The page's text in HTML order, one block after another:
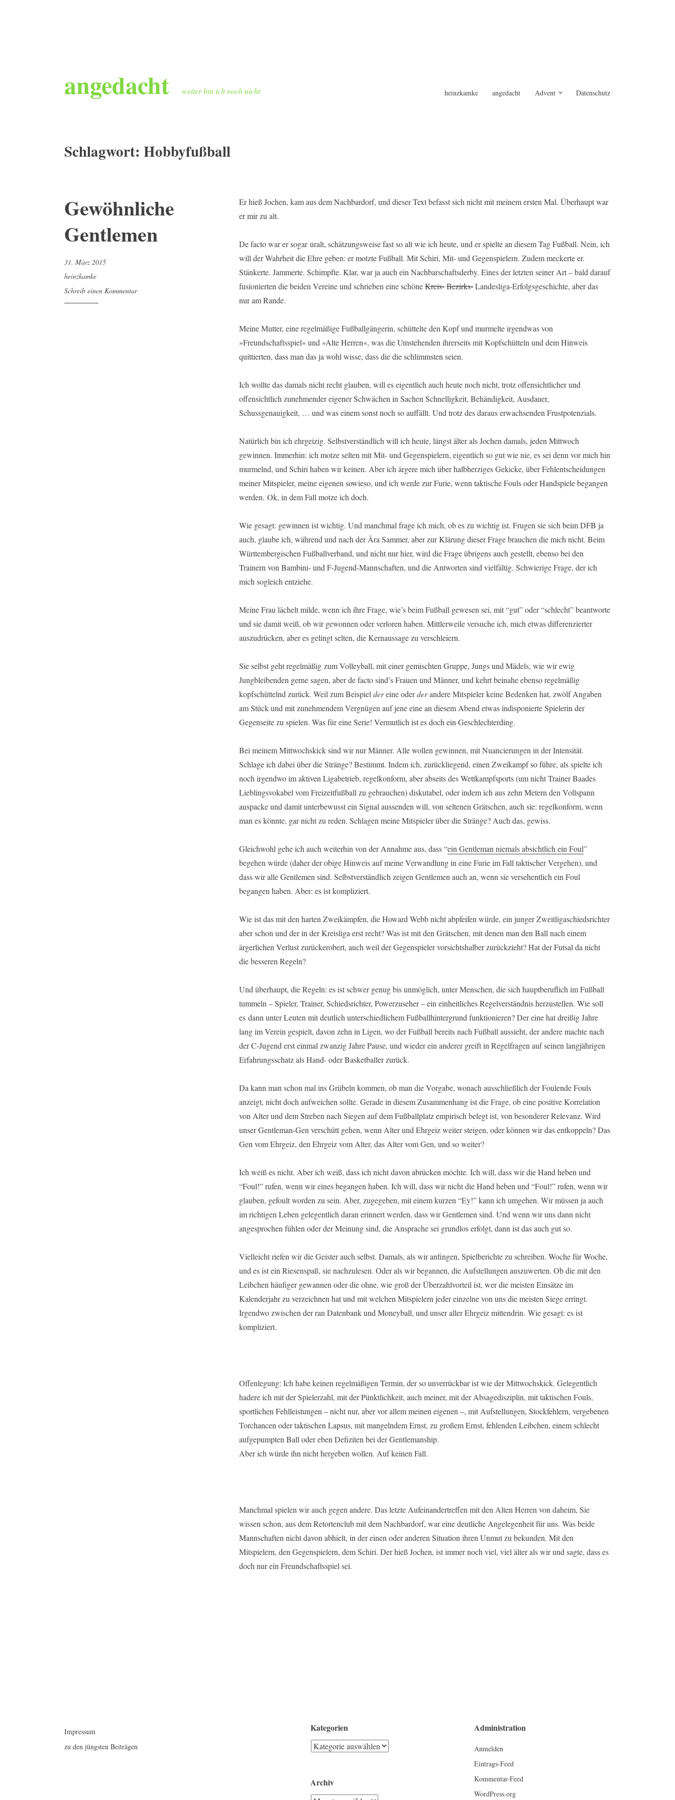
springen
angedacht weiter bin ich noch nicht heinzkamke angedacht Advent Datenschutz
Schlagwort: Hobbyfußball
Gewöhnliche
Gentlemen
31. März 2015
heinzkamke
Schreib einen Kommentar
Er hieß Jochen, kam aus dem Nachbardorf, und dieser Text befasst sich nicht mit meinem ersten Mal. Überhaupt war
er mir zu alt.
De facto war er sogar uralt, schätzungsweise fast so alt wie ich heute, und er spielte an diesem Tag Fußball. Nein, ich
will der Wahrheit die Ehre geben: er motzte Fußball. Mit Schiri, Mit- und Gegenspielern. Zudem meckerte er.
Stänkerte. Jammerte. Schimpfte. Klar, war ja auch ein Nachbarschaftsderby. Eines der letzten seiner Art – bald darauf
fusionierten die beiden Vereine und schrieben eine schöneKreis-Bezirks-Landesliga-Erfolgsgeschichte, aber das
nur am Rande.
Meine Mutter, eine regelmäßige Fußballgängerin, schüttelte den Kopf und murmelte irgendwas von
»Freundschaftsspiel« und »Alte Herren«, was die Umstehenden ihrerseits mit Kopfschütteln und dem Hinweis
quittierten, dass man das ja wohl wisse, dass die die schlimmsten seien.
Ich wollte das damals nicht recht glauben, will es eigentlich auch heute noch nicht, trotz offensichtlicher und
offensichtlich zunehmender eigener Schwächen in Sachen Schnelligkeit, Behändigkeit, Ausdauer,
Schussgenauigkeit, … und was einem sonst noch so auffällt. Und trotz des daraus erwachsenden Frustpotenzials.
Natürlich bin ich ehrgeizig. Selbstverständlich will ich heute, längst älter als Jochen damals, jeden Mittwoch
gewinnen. Immerhin: ich motze selten mit Mit- und Gegenspielern, eigentlich so gut wie nie, es sei denn vor mich hin
murmelnd, und Schiri haben wir keinen. Aber ich ärgere mich über halbherziges Gekicke, über Fehlentscheidungen
meiner Mitspieler, meine eigenen sowieso, und ich werde zur Furie, wenn taktische Fouls oder Handspiele begangen
werden. Ok, in dem Fall motze ich doch.
Wie gesagt: gewinnen ist wichtig. Und manchmal frage ich mich, ob es zu wichtig ist. Frugen sie sich beim DFB ja
auch, glaube ich, während und nach der Ära Sammer, aber zur Klärung dieser Frage brauchen die mich nicht. Beim
Württembergischen Fußballverband, und nicht nur hier, wird die Frage übrigens auch gestellt, ebenso bei den
Trainern von Bambini- und F-Jugend-Mannschaften, und die Antworten sind vielfältig. Schwierige Frage, der ich
mich sogleich entziehe.
Meine Frau lächelt milde, wenn ich ihre Frage, wie’s beim Fußball gewesen sei, mit “gut” oder “schlecht” beantworte
und sie damit weiß, ob wir gewonnen oder verloren haben. Mittlerweile versuche ich, mich etwas differenzierter
auszudrücken, aber es gelingt selten, die Kernaussage zu verschleiern.
Sie selbst geht regelmäßig zum Volleyball, mit einer gemischten Gruppe, Jungs und Mädels, wie wir ewig
Jungbleibenden gerne sagen, aber de facto sind’s Frauen und Männer, und kehrt beinahe ebenso regelmäßig
kopfschüttelnd zurück. Weil zum Beispieldereine oderderandere Mitspieler keine Bedenken hat, zwölf Angaben
am Stück und mit zunehmendem Vergnügen auf jene eine an diesem Abend etwas indisponierte Spielerin der
Gegenseite zu spielen. Was für eine Serie! Vermutlich ist es doch ein Geschlechterding.
Bei meinem Mittwochskick sind wir nur Männer. Alle wollen gewinnen, mit Nuancierungen in der Intensität.
Schlage ich dabei über die Stränge? Bestimmt. Indem ich, zurückliegend, einen Zweikampf so führe, als spielte ich
noch irgendwo im aktiven Ligabetrieb, regelkonform, aber abseits des Wettkampfsports (um nicht Trainer Baades
Lieblingsvokabel vom Freizeitfußball zu gebrauchen) diskutabel, oder indem ich aus zehn Metern den Vollspann
auspacke und damit unterbewusst ein Signal aussenden will, von seltenen Grätschen, auch sie: regelkonform, wenn
man es könnte, gar nicht zu reden. Schlagen meine Mitspieler über die Stränge? Auch das, gewiss.
Gleichwohl gehe ich auch weiterhin von der Annahme aus, dass “ein Gentleman niemals absichtlich ein Foul”
begehen würde (daher der obige Hinweis auf meine Verwandlung in eine Furie im Fall taktischer Vergehen), und
dass wir alle Gentlemen sind. Selbstverständlich zeigen Gentlemen auch an, wenn sie versehentlich ein Foul
begangen haben. Aber: es ist kompliziert.
Wie ist das mit den harten Zweikämpfen, die Howard Webb nicht abpfeifen würde, ein junger Zweitligaschiedsrichter
aber schon und der in der Kreisliga erst recht? Was ist mit den Grätschen, mit denen man den Ball nach einem
ärgerlichen Verlust zurückerobert, auch weil der Gegenspieler vorsichtshalber zurückzieht? Hat der Futsal da nicht
die besseren Regeln?
Und überhaupt, die Regeln: es ist schwer genug bis unmöglich, unter Menschen, die sich hauptberuflich im Fußball
tummeln – Spieler, Trainer, Schiedsrichter, Powerzuseher – ein einheitliches Regelverständnis herzustellen. Wie soll
es dann unter Leuten mit deutlich unterschiedlichem Fußballhintergrund funktionieren? Der eine hat dreißig Jahre
lang im Verein gespielt, davon zehn in Ligen, wo der Fußball bereits nach Fußball aussieht, der andere machte nach
der C-Jugend erst einmal zwanzig Jahre Pause, und wieder ein anderer greift in Regelfragen auf seinen langjährigen
Erfahrungsschatz als Hand- oder Basketballer zurück.
Da kann man schon mal ins Grübeln kommen, ob man die Vorgabe, wonach ausschließlich der Foulende Fouls
anzeigt, nicht doch aufweichen sollte. Gerade in diesem Zusammenhang ist die Frage, ob eine positive Korrelation
von Alter und dem Streben nach Siegen auf dem Fußballplatz empirisch belegt ist, von besonderer Relevanz. Wird
unser Gentleman-Gen verschütt gehen, wenn Alter und Ehrgeiz weiter steigen, oder können wir das entkoppeln? Das
Gen vom Ehrgeiz, den Ehrgeiz vom Alter, das Alter vom Gen, und so weiter?
Ich weiß es nicht. Aber ich weiß, dass ich nicht davon abrücken möchte. Ich will, dass wir die Hand heben und
“Foul!” rufen, wenn wir eines begangen haben. Ich will, dass wir nicht die Hand heben und “Foul!” rufen, wenn wir
glauben, gefoult worden zu sein. Aber, zugegeben, mit einem kurzen “Ey!” kann ich umgehen. Wir müssen ja auch
im richtigen Leben gelegentlich daran erinnert werden, dass wir Gentlemen sind. Und wenn wir uns dann nicht
angesprochen fühlen oder der Meinung sind, die Ansprache sei grundlos erfolgt, dann ist das auch gut so.
Vielleicht riefen wir die Geister auch selbst. Damals, als wir anfingen, Spielberichte zu schreiben. Woche für Woche,
und es ist ein Riesenspaß, sie nachzulesen. Oder als wir begannen, die Aufstellungen auszuwerten. Ob die mit den
Leibchen häufiger gewannen oder die ohne, wie groß der Überzahlvorteil ist, wer die meisten Einsätze im
Kalenderjahr zu verzeichnen hat und mit welchen Mitspielern jeder einzelne von uns die meisten Siege erringt.
Irgendwo zwischen der ran Datenbank und Moneyball, und unser aller Ehrgeiz mittendrin. Wie gesagt: es ist
kompliziert.
Offenlegung: Ich habe keinen regelmäßigen Termin, der so unverrückbar ist wie der Mittwochskick. Gelegentlich
hadere ich mit der Spielerzahl, mit der Pünktlichkeit, auch meiner, mit der Absagedisziplin, mit taktischen Fouls,
sportlichen Fehlleistungen – nicht nur, aber vor allem meinen eigenen –, mit Aufstellungen, Stockfehlern, vergebenen
Torchancen oder taktischen Lapsus, mit mangelndem Ernst, zu großem Ernst, fehlenden Leibchen, einem schlecht
aufgepumpten Ball oder eben Defiziten bei der Gentlemanship.
Aber ich würde ihn nicht hergeben wollen. Auf keinen Fall.
Manchmal spielen wir auch gegen andere. Das letzte Aufeinandertreffen mit den Alten Herren von daheim, Sie
wissen schon, aus dem Retortenclub mit dem Nachbardorf, war eine deutliche Angelegenheit für uns. Was beide
Mannschaften nicht davon abhielt, in der einen oder anderen Situation ihren Unmut zu bekunden. Mit den
Mitspielern, den Gegenspielern, dem Schiri. Der hieß Jochen, ist immer noch viel, viel älter als wir und sagte, dass es
doch nur ein Freundschaftsspiel sei.
Impressum
zu den jüngsten Beiträgen
Kategorien
Kategorien
Archiv
Administration
Anmelden
Eintrags-Feed
Kommentar-Feed
WordPress.org